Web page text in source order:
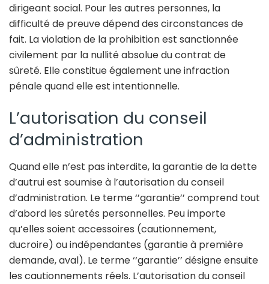
dirigeant social. Pour les autres personnes, la
difficulté de preuve dépend des circonstances de
fait. La violation de la prohibition est sanctionnée
civilement par la nullité absolue du contrat de
sûreté. Elle constitue également une infraction
pénale quand elle est intentionnelle.
L’autorisation du conseil
d’administration
Quand elle n’est pas interdite, la garantie de la dette
d’autrui est soumise à l’autorisation du conseil
d’administration. Le terme ‘’garantie’’ comprend tout
d’abord les sûretés personnelles. Peu importe
qu’elles soient accessoires (cautionnement,
ducroire) ou indépendantes (garantie à première
demande, aval). Le terme ‘‘garantie’’ désigne ensuite
les cautionnements réels. L’autorisation du conseil